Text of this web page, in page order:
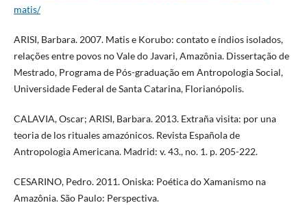
matis/
ARISI, Barbara. 2007. Matis e Korubo: contato e índios isolados,
relações entre povos no Vale do Javari, Amazônia. Dissertação de
Mestrado, Programa de Pós-graduação em Antropologia Social,
Universidade Federal de Santa Catarina, Florianópolis.
CALAVIA, Oscar; ARISI, Barbara. 2013. Extraña visita: por una
teoria de los rituales amazónicos. Revista Española de
Antropologia Americana. Madrid: v. 43., no. 1. p. 205-222.
CESARINO, Pedro. 2011. Oniska: Poética do Xamanismo na
Amazônia. São Paulo: Perspectiva.